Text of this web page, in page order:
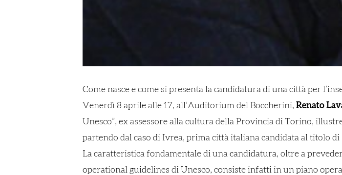
Come nasce e come si presenta la candidatura di una città per
Venerdì 8 aprile alle 17, all’Auditorium del Boccherini, Renato
Unesco”, ex assessore alla cultura della Provincia di Torino,
partendo dal caso di Ivrea, prima città italiana candidata al titolo di
La caratteristica fondamentale di una candidatura, oltre a
operational guidelines di Unesco, consiste infatti in un piano